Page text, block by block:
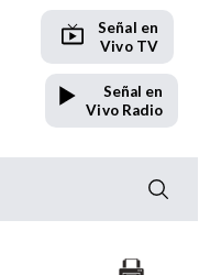
Señal en
Vivo TV
Señal en
Vivo Radio